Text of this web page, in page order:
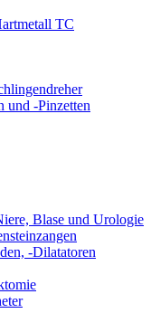
TC
und -Pinzetten
Blase und Urologie
-Dilatatoren